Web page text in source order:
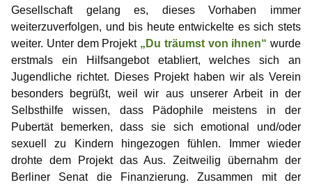
Karamello
Johann
Klase
Gesellschaft gelang es, dieses Vorhaben immer
weiterzuverfolgen, und bis heute entwickelte es sich stets
weiter. Unter dem Projekt „Du träumst von ihnen“ wurde
erstmals ein Hilfsangebot etabliert, welches sich an
Jugendliche richtet. Dieses Projekt haben wir als Verein
besonders begrüßt, weil wir aus unserer Arbeit in der
Selbsthilfe wissen, dass Pädophile meistens in der
Pubertät bemerken, dass sie sich emotional und/oder
sexuell zu Kindern hingezogen fühlen. Immer wieder
drohte dem Projekt das Aus. Zeitweilig übernahm der
Berliner Senat die Finanzierung. Zusammen mit der